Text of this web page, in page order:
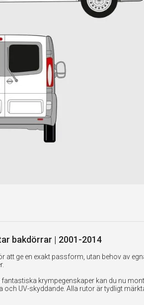
bakdörrar | 2001-2014
ge en exakt passform, utan behov av
krympegenskaper kan du nu
UV-skyddande. Alla rutor är tydligt